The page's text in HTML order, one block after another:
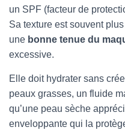
un SPF (facteur de
Sa texture est souvent
une bonne tenue du
excessive.
Elle doit hydrater sans
peaux grasses, un fluide
qu’une peau sèche
enveloppante qui la